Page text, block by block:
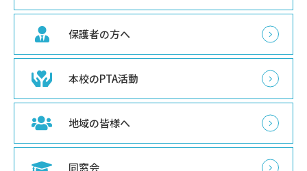
保護者の方へ
本校のPTA活動
地域の皆様へ
同窓会